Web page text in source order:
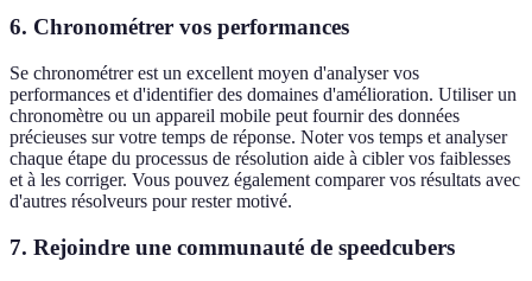
6. Chronométrer vos performances
Se chronométrer est un excellent moyen d'analyser vos
performances et d'identifier des domaines d'amélioration. Utiliser un
chronomètre ou un appareil mobile peut fournir des données
précieuses sur votre temps de réponse. Noter vos temps et analyser
chaque étape du processus de résolution aide à cibler vos faiblesses
et à les corriger. Vous pouvez également comparer vos résultats avec
d'autres résolveurs pour rester motivé.
7. Rejoindre une communauté de speedcubers